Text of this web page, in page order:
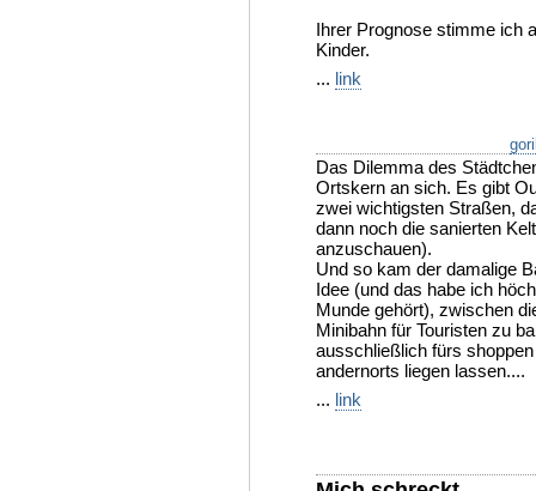
Ihrer Prognose stimme ich
Kinder.
... link
Das Dilemma des
Ortskern an sich. Es gibt
zwei wichtigsten Straßen,
dann noch die sanierten
anzuschauen).
Und so kam der damalige
Idee (und das habe ich
Munde gehört), zwischen
Minibahn für Touristen zu
ausschließlich fürs
andernorts liegen lassen....
... link